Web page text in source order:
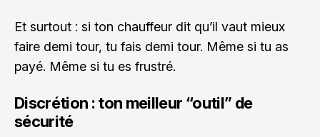
Et surtout : si ton chauffeur dit qu’il vaut mieux
faire demi tour, tu fais demi tour. Même si tu as
payé. Même si tu es frustré.
Discrétion : ton meilleur “outil” de
sécurité